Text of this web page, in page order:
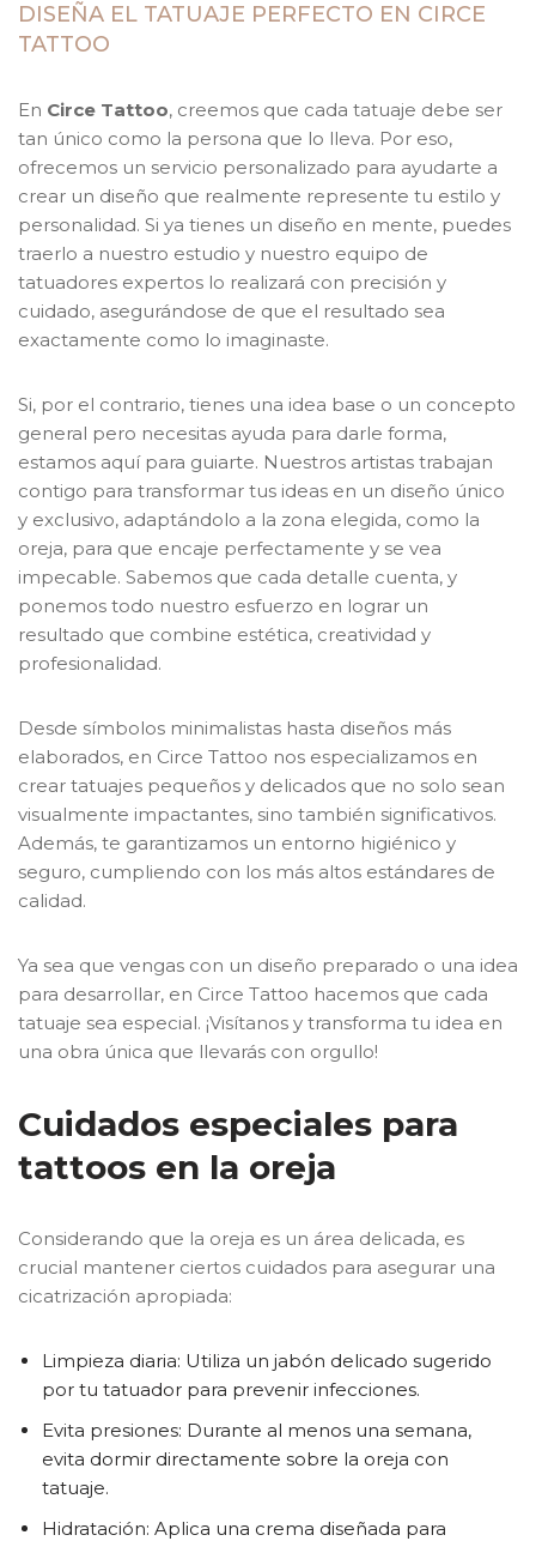
DISEÑA EL TATUAJE PERFECTO EN CIRCE
TATTOO
En Circe Tattoo, creemos que cada tatuaje debe ser
tan único como la persona que lo lleva. Por eso,
ofrecemos un servicio personalizado para ayudarte a
crear un diseño que realmente represente tu estilo y
personalidad. Si ya tienes un diseño en mente, puedes
traerlo a nuestro estudio y nuestro equipo de
tatuadores expertos lo realizará con precisión y
cuidado, asegurándose de que el resultado sea
exactamente como lo imaginaste.
Si, por el contrario, tienes una idea base o un concepto
general pero necesitas ayuda para darle forma,
estamos aquí para guiarte. Nuestros artistas trabajan
contigo para transformar tus ideas en un diseño único
y exclusivo, adaptándolo a la zona elegida, como la
oreja, para que encaje perfectamente y se vea
impecable. Sabemos que cada detalle cuenta, y
ponemos todo nuestro esfuerzo en lograr un
resultado que combine estética, creatividad y
profesionalidad.
Desde símbolos minimalistas hasta diseños más
elaborados, en Circe Tattoo nos especializamos en
crear tatuajes pequeños y delicados que no solo sean
visualmente impactantes, sino también significativos.
Además, te garantizamos un entorno higiénico y
seguro, cumpliendo con los más altos estándares de
calidad.
Ya sea que vengas con un diseño preparado o una idea
para desarrollar, en Circe Tattoo hacemos que cada
tatuaje sea especial. ¡Visítanos y transforma tu idea en
una obra única que llevarás con orgullo!
Cuidados especiales para
tattoos en la oreja
Considerando que la oreja es un área delicada, es
crucial mantener ciertos cuidados para asegurar una
cicatrización apropiada:
Limpieza diaria: Utiliza un jabón delicado sugerido
por tu tatuador para prevenir infecciones.
Evita presiones: Durante al menos una semana,
evita dormir directamente sobre la oreja con
tatuaje.
Hidratación: Aplica una crema diseñada para